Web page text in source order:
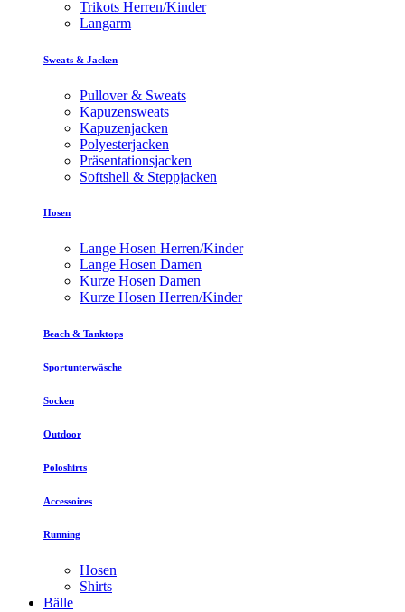
Trikots Herren/Kinder
Langarm
Sweats & Jacken
Pullover & Sweats
Kapuzensweats
Kapuzenjacken
Polyesterjacken
Präsentationsjacken
Softshell & Steppjacken
Hosen
Lange Hosen Herren/Kinder
Lange Hosen Damen
Kurze Hosen Damen
Kurze Hosen Herren/Kinder
Beach & Tanktops
Sportunterwäsche
Socken
Outdoor
Poloshirts
Accessoires
Running
Hosen
Shirts
Bälle